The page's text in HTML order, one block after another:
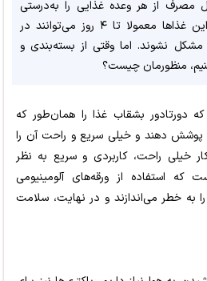
مصرف از هر وعده غذایی را به‌درستی
بسته‌بندی و نگهداری کنیم، این غذاها معمولا تا ۴ روز می‌توانند در
نشوند. اما وقتی از بسته‌بندی و
منظورمان چیست؟
دورتادور بشقاب غذا را همان‌طور که
پوشش دهند و خیلی سریع و راحت آن را
خیلی راحت، کاربردی و سریع به نظر
که استفاده از ورقه‌های آلومینیومی
به خطر می‌اندازند و در نهایت، سلامت